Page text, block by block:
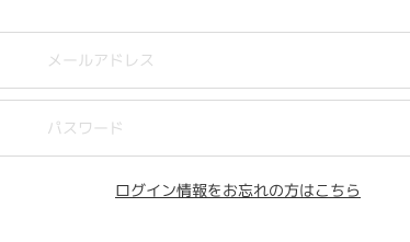
ログイン情報をお忘れの方はこちら